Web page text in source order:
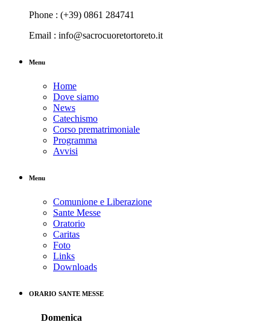
Phone : (+39) 0861 284741
Email : info@sacrocuoretortoreto.it
Menu
Home
Dove siamo
News
Catechismo
Corso prematrimoniale
Programma
Avvisi
Menu
Comunione e Liberazione
Sante Messe
Oratorio
Caritas
Foto
Links
Downloads
ORARIO SANTE MESSE
Domenica